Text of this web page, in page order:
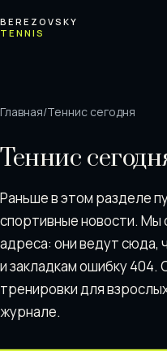
BEREZOVSKY
TENNIS
Главная/Теннис сегодня
Теннис
Раньше в этом разделе
спортивные новости. Мы
адреса: они ведут сюда,
и закладкам ошибку 404.
тренировки для
журнале.